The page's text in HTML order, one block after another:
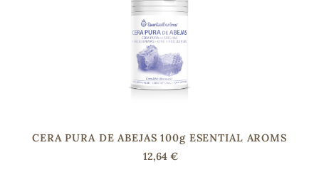
CERA PURA DE ABEJAS 100g ESENTIAL AROMS
12,64 €